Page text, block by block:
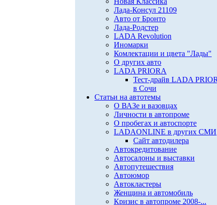
Лада-Консул 21109
Авто от Бронто
Лада-Родстер
LADA Revolution
Иномарки
Комлектации и цвета "Лады"
О других авто
LADA PRIORA
Тест-драйв LADA
в Сочи
Статьи на автотемы
О ВАЗе и вазовцах
Личности в автопроме
О пробегах и автоспорте
LADAONLINE в других СМИ
Сайт автодилера
Автокредитование
Автосалоны и выставки
Автопутешествия
Автоюмор
Автокластеры
Женщина и автомобиль
Кризис в автопроме 2008-...